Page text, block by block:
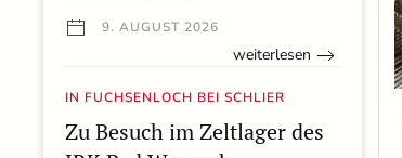
9. AUGUST 2026
weiterlesen
IN FUCHSENLOCH BEI SCHLIER
Zu Besuch im Zeltlager des